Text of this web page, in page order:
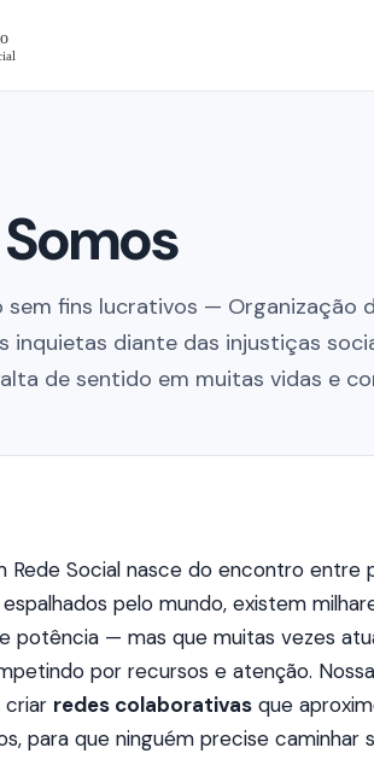
sem fins lucrativos — Organização
inquietas diante das injustiças
de sentido em muitas vidas e
Rede Social nasce do encontro entre
pelo mundo, existem
potência — mas que muitas vezes
por recursos e atenção.
criar redes colaborativas que
para que ninguém precise caminhar